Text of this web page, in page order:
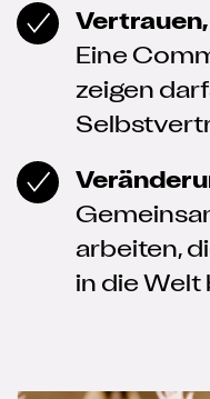
Eine
zeigen
arbeiten,
in die Welt